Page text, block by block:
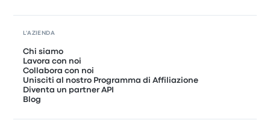
L'AZIENDA
Chi siamo
Lavora con noi
Collabora con noi
Unisciti al nostro Programma di Affiliazione
Diventa un partner API
Blog